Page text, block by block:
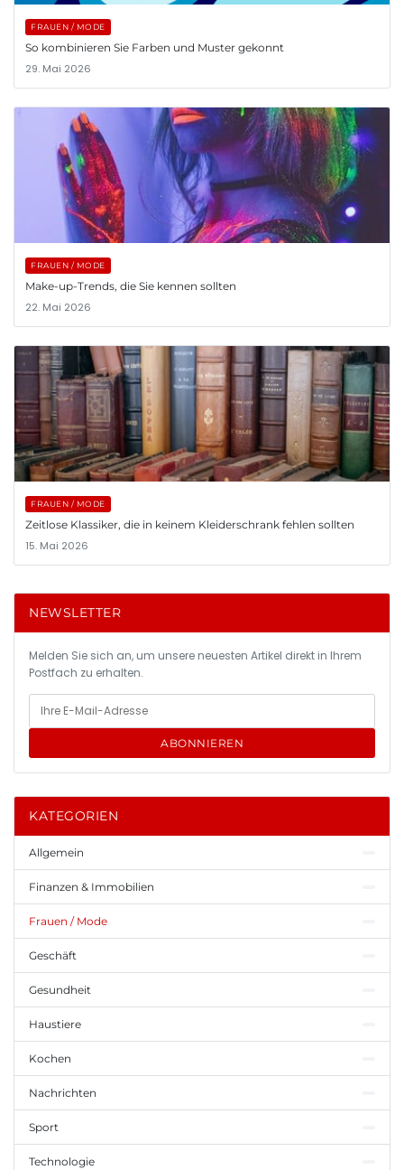
FRAUEN / MODE
So kombinieren Sie Farben und Muster gekonnt
29. Mai 2026
FRAUEN / MODE
Make-up-Trends, die Sie kennen sollten
22. Mai 2026
FRAUEN / MODE
Zeitlose Klassiker, die in keinem Kleiderschrank fehlen sollten
15. Mai 2026
NEWSLETTER
Melden Sie sich an, um unsere neuesten Artikel direkt in Ihrem
Postfach zu erhalten.
ABONNIEREN
KATEGORIEN
Allgemein
Finanzen & Immobilien
Frauen / Mode
Geschäft
Gesundheit
Haustiere
Kochen
Nachrichten
Sport
Technologie